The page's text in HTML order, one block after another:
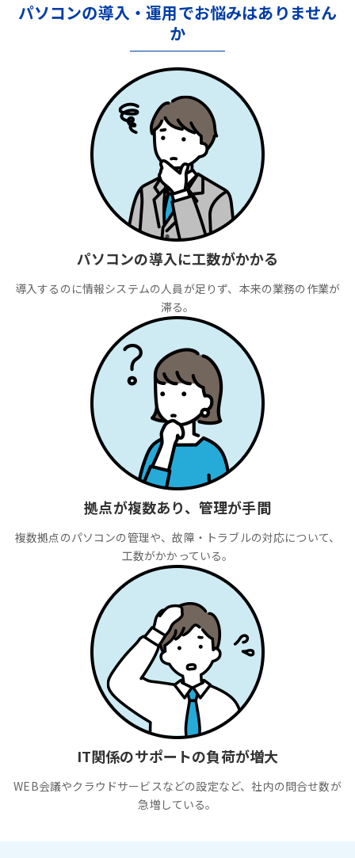
パソコンの導入・運用でお悩みはありません
か
パソコンの導入に工数がかかる
導入するのに情報システムの人員が足りず、本来の業務の作業が
滞る。
拠点が複数あり、管理が手間
複数拠点のパソコンの管理や、故障・トラブルの対応について、
工数がかかっている。
IT関係のサポートの負荷が増大
WEB会議やクラウドサービスなどの設定など、社内の問合せ数が
急増している。